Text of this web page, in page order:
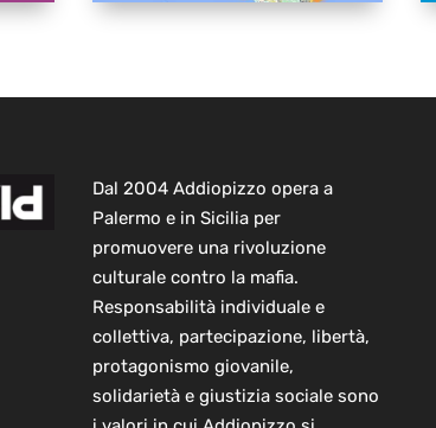
Dal 2004 Addiopizzo opera a
Palermo e in Sicilia per
promuovere una rivoluzione
culturale contro la mafia.
Responsabilità individuale e
collettiva, partecipazione, libertà,
protagonismo giovanile,
solidarietà e giustizia sociale sono